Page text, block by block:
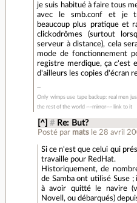
je suis habitué à faire tous
avec le smb.conf et je
beaucoup plus pratique et
clickodrômes (surtout
serveur à distance), cela
mode de fonctionnement
registre merdique, ça c'est
d'ailleurs les copies d'écran
Only wimps use tape backup: real men
the rest of the world ~~mirror~~ link to it
[^] # Re: But?
Posté par mats le 28 avril
Si ce n'est que celui qui
travaille pour RedHat.
Historiquement, de
de Samba ont utilisé Suse
à avoir quitté le navire
Novell, ou débarqués)